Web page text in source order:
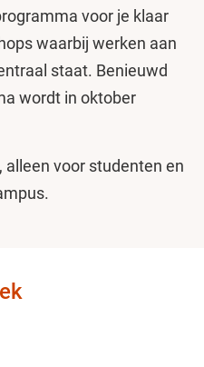
voor je klaar
waarbij werken aan
staat. Benieuwd
wordt in oktober
voor studenten en